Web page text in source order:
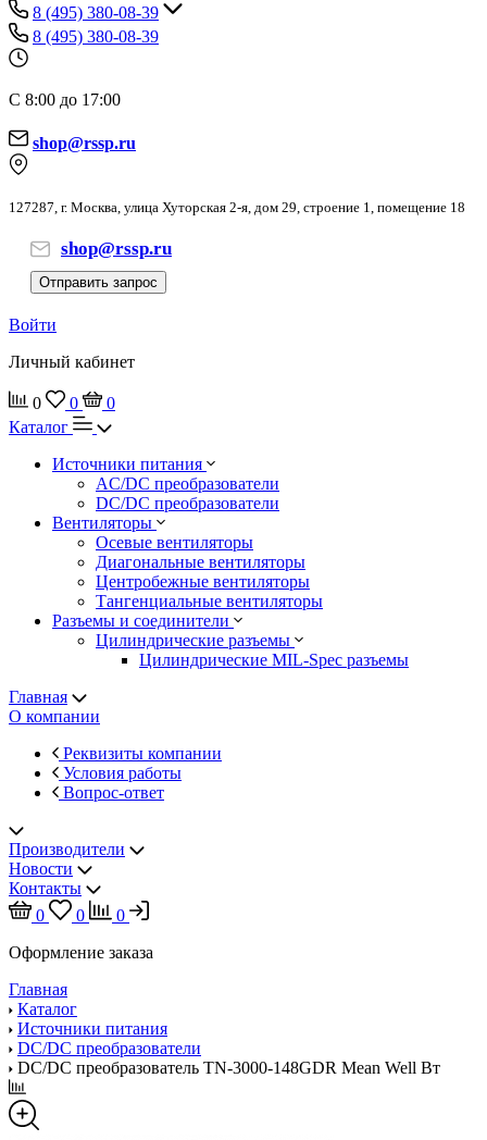
8 (495) 380-08-39
8 (495) 380-08-39
С 8:00 до 17:00
shop@rssp.ru
127287, г. Москва, улица Хуторская 2-я, дом 29, строение 1, помещение 18
shop@rssp.ru
Отправить запрос
Войти
Личный кабинет
0 0
0
Каталог
Источники питания
AC/DC преобразователи
DC/DC преобразователи
Вентиляторы
Осевые вентиляторы
Диагональные вентиляторы
Центробежные вентиляторы
Тангенциальные вентиляторы
Разъемы и соединители
Цилиндрические разъемы
Цилиндрические MIL-Spec разъемы
Главная
О компании
Реквизиты компании
Условия работы
Вопрос-ответ
Производители
Новости
Контакты
0
0
0
Оформление заказа
Главная
Каталог
Источники питания
DC/DC преобразователи
DC/DC преобразователь TN-3000-148GDR Mean Well Вт